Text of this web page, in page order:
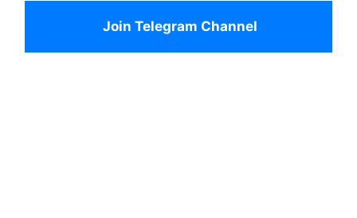
Join Telegram Channel